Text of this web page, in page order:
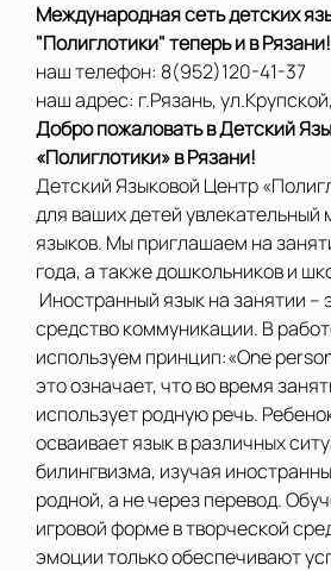
Международная сеть детских
"Полиглотики" теперь и в
наш телефон: 8(952)120-41-37
наш адрес: г.Рязань, ул.Крупской,
Добро пожаловать в Детский
«Полиглотики» в Рязани!
Детский Языковой Центр
для ваших детей увлекательный
языков. Мы приглашаем на
года, а также дошкольников и
Иностранный язык на занятии –
средство коммуникации. В
используем принцип:«One
это означает, что во время
использует родную речь.
осваивает язык в различных
билингвизма, изучая
родной, а не через перевод.
игровой форме в творческой
эмоции только обеспечивают